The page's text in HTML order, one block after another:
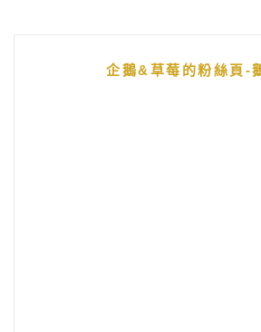
企鵝&草莓的粉絲頁-